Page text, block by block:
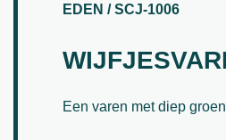
EDEN / SCJ-1006
Een varen met diep